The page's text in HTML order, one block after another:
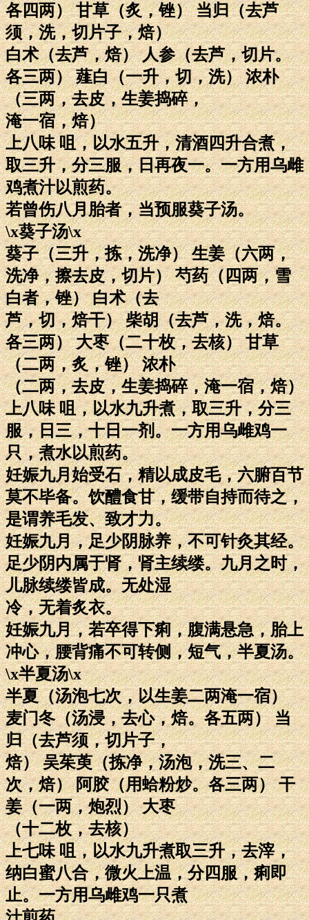
各四两） 甘草（炙，锉） 当归（去芦
须，洗，切片子，焙）
白术（去芦，焙） 人参（去芦，切片。
各三两） 薤白（一升，切，洗） 浓朴
（三两，去皮，生姜捣碎，
淹一宿，焙）
上八味 咀，以水五升，清酒四升合煮，
取三升，分三服，日再夜一。一方用乌雌
鸡煮汁以煎药。
若曾伤八月胎者，当预服葵子汤。
\x葵子汤\x
葵子（三升，拣，洗净） 生姜（六两，
洗净，擦去皮，切片） 芍药（四两，雪
白者，锉） 白术（去
芦，切，焙干） 柴胡（去芦，洗，焙。
各三两） 大枣（二十枚，去核） 甘草
（二两，炙，锉） 浓朴
（二两，去皮，生姜捣碎，淹一宿，焙）
上八味 咀，以水九升煮，取三升，分三
服，日三，十日一剂。一方用乌雌鸡一
只，煮水以煎药。
妊娠九月始受石，精以成皮毛，六腑百节
莫不毕备。饮醴食甘，缓带自持而待之，
是谓养毛发、致才力。
妊娠九月，足少阴脉养，不可针灸其经。
足少阴内属于肾，肾主续缕。九月之时，
儿脉续缕皆成。无处湿
冷，无着炙衣。
妊娠九月，若卒得下痢，腹满悬急，胎上
冲心，腰背痛不可转侧，短气，半夏汤。
\x半夏汤\x
半夏（汤泡七次，以生姜二两淹一宿）
麦门冬（汤浸，去心，焙。各五两） 当
归（去芦须，切片子，
焙） 吴茱萸（拣净，汤泡，洗三、二
次，焙） 阿胶（用蛤粉炒。各三两） 干
姜（一两，炮烈） 大枣
（十二枚，去核）
上七味 咀，以水九升煮取三升，去滓，
纳白蜜八合，微火上温，分四服，痢即
止。一方用乌雌鸡一只煮